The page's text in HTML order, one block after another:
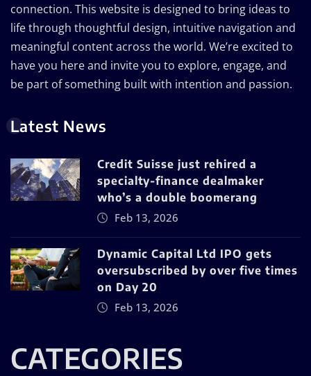
connection. This website is designed to bring ideas to
life through thoughtful design, intuitive navigation and
meaningful content across the world. We’re excited to
have you here and invite you to explore, engage, and
be part of something built with intention and passion.
Latest News
Credit Suisse just rehired a
specialty-finance dealmaker
who’s a double boomerang
Feb 13, 2026
Dynamic Capital Ltd IPO gets
oversubscribed by over five times
on Day 20
Feb 13, 2026
CATEGORIES